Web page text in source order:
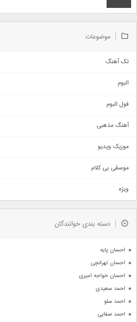
موضوعات
تک آهنگ
اجتماعی
حماسی
سنتی
اهنگ بندرعباسی
دمو
مذهبی
جدیدترین ها
البوم
فول البوم
آهنگ مذهبی
موزیک ویدیو
موسقی بی کلام
ویژه
دسته بندی خوانندگان
احسان پایه
احسان تهرانچی
احسان خواجه امیری
احمد سعیدی
احمد سلو
احمد صفایی